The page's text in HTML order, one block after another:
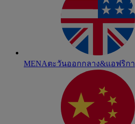
MENAตะวันออกกลาง&แอฟริกา